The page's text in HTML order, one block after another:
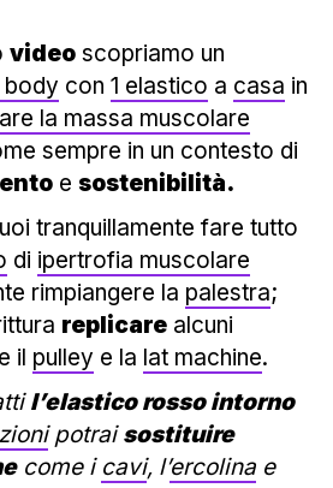
video scopriamo un
con 1 elastico a casa in
la massa muscolare
sempre in un contesto di
e sostenibilità.
tranquillamente fare tutto
di ipertrofia muscolare
rimpiangere la palestra;
replicare alcuni
il pulley e la lat machine.
l’elastico rosso intorno
potraisostituire
come i cavi, l’ercolina e